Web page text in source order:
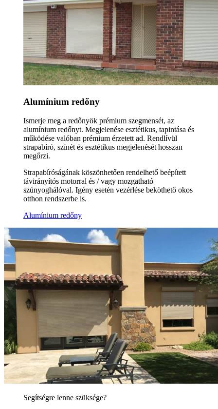
Alumínium redőny
Ismerje meg a redőnyök prémium szegmensét, az
alumínium redőnyt. Megjelenése esztétikus, tapintása és
működése valóban prémium érzetett ad. Rendlívül
strapabíró, színét és esztétikus megjelenését hosszan
megőrzi.
Strapabíróságának köszönhetően rendelhető beépített
távirányítós motorral és / vagy mozgatható
szúnyoghálóval. Igény esetén vezérlése beköthető okos
otthon rendszerbe is.
Alumínium redőny
Segítségre lenne szüksége?